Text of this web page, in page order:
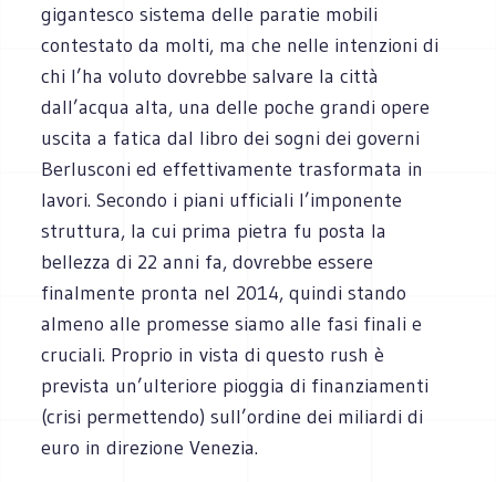
gigantesco sistema delle paratie mobili
contestato da molti, ma che nelle intenzioni di
chi l’ha voluto dovrebbe salvare la città
dall’acqua alta, una delle poche grandi opere
uscita a fatica dal libro dei sogni dei governi
Berlusconi ed effettivamente trasformata in
lavori. Secondo i piani ufficiali l’imponente
struttura, la cui prima pietra fu posta la
bellezza di 22 anni fa, dovrebbe essere
finalmente pronta nel 2014, quindi stando
almeno alle promesse siamo alle fasi finali e
cruciali. Proprio in vista di questo rush è
prevista un’ulteriore pioggia di finanziamenti
(crisi permettendo) sull’ordine dei miliardi di
euro in direzione Venezia.